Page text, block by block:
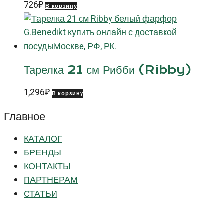
726₽ В корзину
Тарелка 21 см Рибби (Ribby)
1,296₽ В корзину
Главное
КАТАЛОГ
БРЕНДЫ
КОНТАКТЫ
ПАРТНЁРАМ
СТАТЬИ